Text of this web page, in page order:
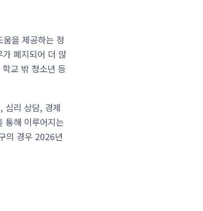
을 제공하는 정
폐지되어 더 많
교 밖 청소년 등
심리 상담, 경제
통해 이루어지는
의 경우 2026년